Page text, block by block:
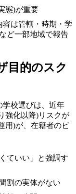
態)が重要
は管轄・時期・学
ど一部地域で報告
目的のスク
学校選びは、近年
強化以降)リスクが
用)が、在籍者のビ
ていい」と強調す
割の実体がない